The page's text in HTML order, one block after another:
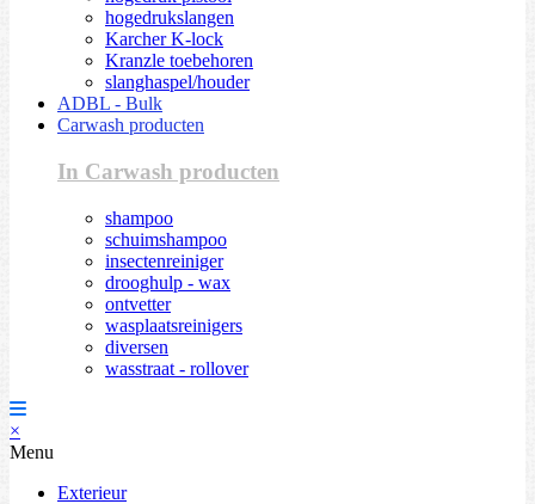
hogedrukslangen
Karcher K-lock
Kranzle toebehoren
slanghaspel/houder
ADBL - Bulk
Carwash producten
In Carwash producten
shampoo
schuimshampoo
insectenreiniger
drooghulp - wax
ontvetter
wasplaatsreinigers
diversen
wasstraat - rollover
×
Menu
Exterieur